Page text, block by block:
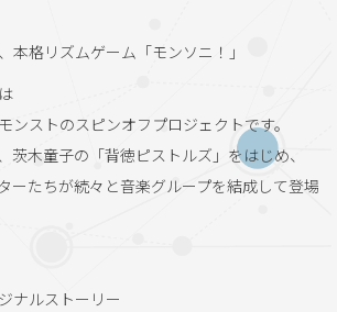
本格リズムゲーム「モンソニ！」
ンストのスピンオフプロジェクトです。
茨木童子の「背徳ピストルズ」をはじめ、
ーたちが続々と音楽グループを結成して登場
ナルストーリー